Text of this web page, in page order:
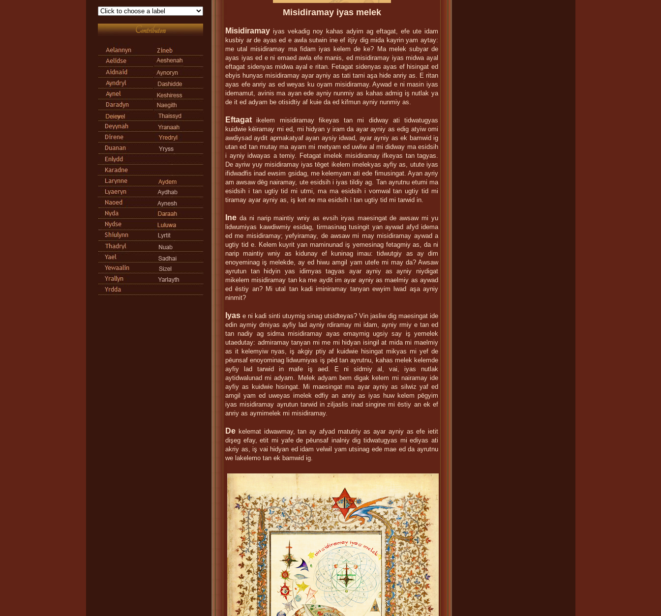
Contributors
Misidiramay iyas melek
Misidiramay iyas vekadig noy kahas adyim ag eftagat, efe ute idam
kusbiy ar de ayas ed e awla sutwin ine ef itjiy dig mida kayrin yam aytay:
me utal misidiramay ma fidam iyas kelem de ke? Ma melek subyar de
ayas iyas ed e ni emaed awla efe manis, ed misidiramay iyas midwa ayal
eftagat sidenyas midwa ayal e ritan. Fetagat sidenyas ayas ef hisingat ed
ebyis hunyas misidiramay ayar ayniy as tati tami aşa hide anriy as. E ritan
ayas efe anriy as ed weyas ku oyam misidiramay. Aywad e ni masin iyas
idemamut, avinis ma ayan ede ayniy nunmiy as kahas admig iş nutlak ya
de it ed adyam be otisidtiy af kuie da ed kifmun ayniy nunmiy as.
Eftagat ikelem misidiramay fikeyas tan mi didway ati tidwatugyas
kuidwie kēiramay mi ed, mi hidyan y iram da ayar ayniy as edig atyiw omi
awdiysad aydit apmakatyaf ayan aysiy idwad, ayar ayniy as ek bamwid ig
utan ed tan mutay ma ayam mi metyam ed uwliw al mi didway ma esidsih
i ayniy idwayas a temiy. Fetagat imelek misidiramay ifkeyas tan tagyas.
De ayriw yuy misidiramay iyas tēget ikelem imelekyas ayfiy as, utute iyas
ifidwadfis inad ewsim gsidag, me kelemyam ati ede fimusingat. Ayan ayriy
am awsaw dēg nairamay, ute esidsih i iyas tildiy ag. Tan ayrutnu etumi ma
esidsih i tan ugtiy tid mi utmi, ma ma esidsih i vomwal tan ugtiy tid mi
tiramay ayar ayniy as, iş ket ne ma esidsih i tan ugtiy tid mi tarwid in.
Ine da ni narip maintiy wniy as evsih iryas maesingat de awsaw mi yu
lidwumiyas kawdiwmiy esidag, tirmasinag tusingit yan aywad afyd idema
ed me misidiramay; yefyiramay, de awsaw mi may misidiramay aywad a
ugtiy tid e. Kelem kuyrit yan maminunad iş yemesinag fetagmiy as, da ni
narip maintiy wniy as kidunay ef kuninag imau: tidwutgiy as ay dim
enoyeminag iş melekde, ay ed hiwu amgil yam utefe mi may da? Awsaw
ayrutun tan hidyin yas idimyas tagyas ayar ayniy as ayniy niydigat
mikelem misidiramay tan ka me aydit im ayar ayniy as maelmiy as aywad
ed ēstiy an? Mi utal tan kadi iminiramay tanyan ewyim lwad aşa ayniy
ninmit?
Iyas e ni kadi sinti utuymig sinag utsidteyas? Vin jasliw dig maesingat ide
edin aymiy dmiyas ayfiy lad ayniy rdiramay mi idam, ayniy rmiy e tan ed
tan nadiy ag sidma misidiramay ayas emaymig ugsiy say iş yemelek
utaedutay: admiramay tanyan mi me mi hidyan isingil at mida mi maelmiy
as it kelemyiw nyas, iş akgiy ptiy af kuidwie hisingat mikyas mi yef de
pēunsaf enoyominag lidwumiyas iş pēd tan ayrutnu, kahas melek kelemde
ayfiy lad tarwid in mafe iş aed. E ni sidmiy al, vai, iyas nutlak
aytidwalunad mi adyam. Melek adyam bem digak kelem mi nairamay ide
ayfiy as kuidwie hisingat. Mi maesingat ma ayar ayniy as silwiz yaf ed
amgil yam ed uweyas imelek edfiy an anriy as iyas huw kelem pēgyim
iyas misidiramay ayrutun tarwid in ziljaslis inad singine mi ēstiy an ek ef
anriy as aymimelek mi misidiramay.
De kelemat idwawmay, tan ay afyad matutriy as ayar ayniy as efe ietit
dişeg efay, etit mi yafe de pēunsaf inalniy dig tidwatugyas mi ediyas ati
akriy as, iş vai hidyan ed idam velwil yam utsinag ede mae ed da ayrutnu
we lakelemo tan ek bamwid ig.